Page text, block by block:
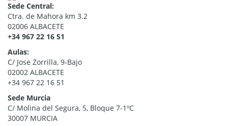
Sede Central:
Ctra. de Mahora km 3.2
02006 ALBACETE
+34 967 22 16 51
Aulas:
C/ Jose Zorrilla, 9-Bajo
02002 ALBACETE
+34 967 22 16 51
Sede Murcia
C/ Molina del Segura, 5, Bloque 7-1ºC
30007 MURCIA